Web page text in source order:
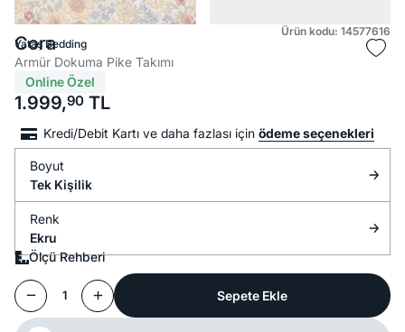
Ürün kodu: 14577616
Yataş Bedding
Cora
Armür Dokuma Pike Takımı
Online Özel
1.999,90 TL
Kredi/Debit Kartı ve daha fazlası için ödeme seçenekleri
Boyut
Tek Kişilik
Renk
Ekru
Ölçü Rehberi
1 Sepete Ekle